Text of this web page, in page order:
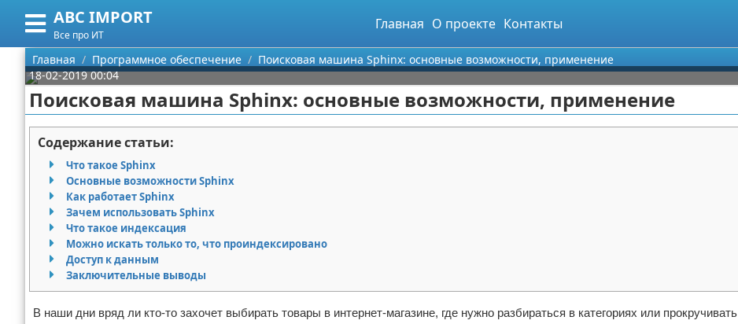
ABC IMPORT
Все про ИТ
Главная О проекте Контакты
Меню
Главная
Категории
Программирование
Оборудование
Ноутбуки
Сотовые телефоны
Электроника
Поиск
О проекте
Контакты
Сотрудничество
Размещение рекламы
Главная Программное обеспечение
Поисковая машина Sphinx: основные возможности, применение
18-02-2019 00:04
Поисковая машина Sphinx: основные возможности, применение
Содержание статьи:
Что такое Sphinx
Основные возможности Sphinx
Как работает Sphinx
Зачем использовать Sphinx
Что такое индексация
Можно искать только то, что проиндексировано
Доступ к данным
Заключительные выводы
В наши дни вряд ли кто-то захочет выбирать товары в интернет-магазине, где нужно разбираться в категориях или прокручивать